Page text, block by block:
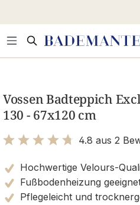
Vossen Badteppich
130 - 67x120 cm
4.8 aus 2
Hochwertige Velours-
Fußbodenheizung
Pflegeleicht und